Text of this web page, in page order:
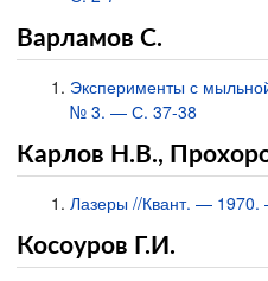
Варламов С.
Эксперименты с
№ 3. — С. 37-38
Карлов Н.В.,
Лазеры //Квант. —
Косоуров Г.И.